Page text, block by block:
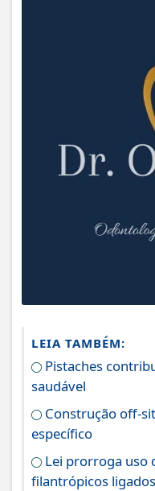
LEIA TAMBÉM:
Pistaches
saudável
Construção off-
específico
Lei prorroga uso
filantrópicos